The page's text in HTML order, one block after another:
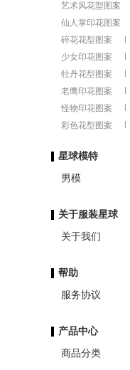
艺术风花型图案
仙人掌印花图案
碎花花型图案
少女印花图案
牡丹花型图案
老鹰印花图案
怪物印花图案
彩色花型图案
星球模特
男模
关于服装星球
关于我们
帮助
服务协议
产品中心
商品分类